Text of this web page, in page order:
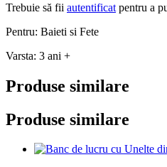
Trebuie să fii autentificat pentru a
Pentru: Baieti si Fete
Varsta: 3 ani +
Produse similare
Produse similare